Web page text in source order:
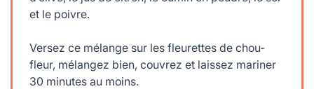
et le poivre.
Versez ce mélange sur les fleurettes de chou-
fleur, mélangez bien, couvrez et laissez mariner
30 minutes au moins.